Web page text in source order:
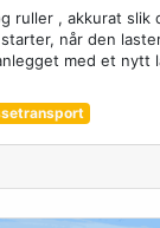
ruller , akkurat slik
når den
med et nytt